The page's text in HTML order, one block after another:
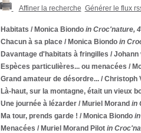
Affiner la recherche Générer le flux
Habitats / Monica Biondo in Croc'nature,
Chacun à sa place/ Monica Biondo in
Davantage d'habitats à fringilles /
Espèces particulières... ou menacées /
Grand amateur de désordre.../ Christoph
Là-haut, sur la montagne, était un vieux
Une journée à lézarder/ Muriel Morand in
Ma tour, prends garde ! / Monica Biondo
Menacées / Muriel Morand Pilot in